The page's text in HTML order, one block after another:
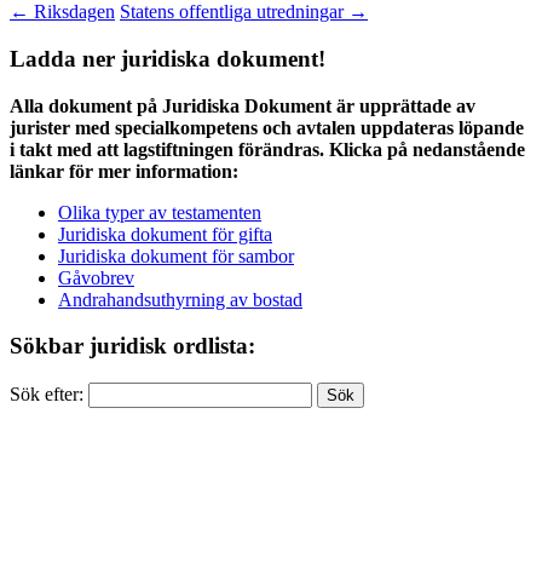
← Riksdagen Statens offentliga utredningar →
Ladda ner juridiska dokument!
Alla dokument på Juridiska Dokument är upprättade av
jurister med specialkompetens och avtalen uppdateras löpande
i takt med att lagstiftningen förändras. Klicka på nedanstående
länkar för mer information:
Olika typer av testamenten
Juridiska dokument för gifta
Juridiska dokument för sambor
Gåvobrev
Andrahandsuthyrning av bostad
Sökbar juridisk ordlista:
Sök efter: